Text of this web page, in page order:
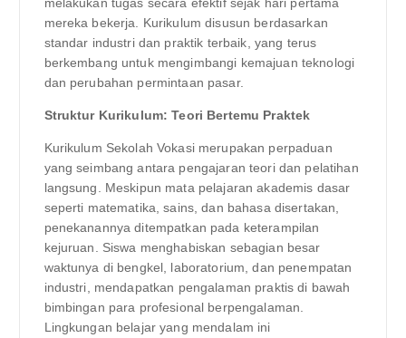
mereka bekerja. Kurikulum disusun berdasarkan
standar industri dan praktik terbaik, yang terus
berkembang untuk mengimbangi kemajuan teknologi
dan perubahan permintaan pasar.
Struktur Kurikulum: Teori Bertemu Praktek
Kurikulum Sekolah Vokasi merupakan perpaduan
yang seimbang antara pengajaran teori dan pelatihan
langsung. Meskipun mata pelajaran akademis dasar
seperti matematika, sains, dan bahasa disertakan,
penekanannya ditempatkan pada keterampilan
kejuruan. Siswa menghabiskan sebagian besar
waktunya di bengkel, laboratorium, dan penempatan
industri, mendapatkan pengalaman praktis di bawah
bimbingan para profesional berpengalaman.
Lingkungan belajar yang mendalam ini